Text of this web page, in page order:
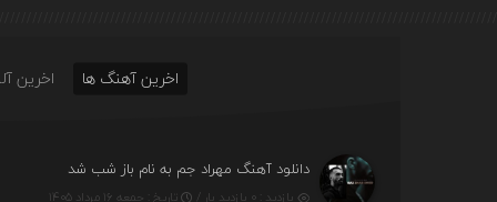
اخرین آهنگ ها اخرین
دانلود آهنگ مهراد جم به نام باز شب شد
بازدید : ۰ بازدید بار / تاریخ : جمعه ۱۶ مرداد ۱۴۰۵